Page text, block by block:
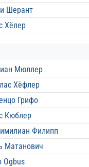
Шерант
Хёлер
Мюллер
Хёфлер
Грифо
Кюблер
Филипп
Матанович
Ogbus